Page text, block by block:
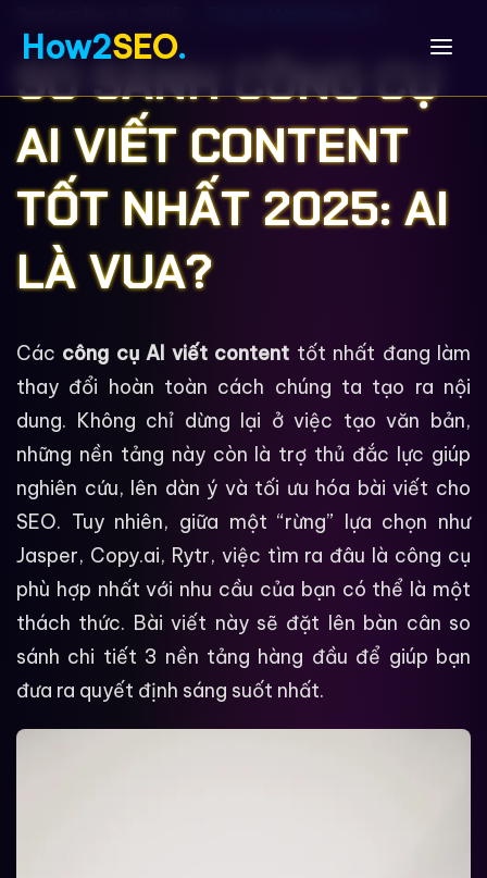
How2SEO.
SO SÁNH CÔNG CỤ
AI VIẾT CONTENT
TỐT NHẤT 2025: AI
LÀ VUA?
Các công cụ AI viết content tốt nhất đang làm
thay đổi hoàn toàn cách chúng ta tạo ra nội
dung. Không chỉ dừng lại ở việc tạo văn bản,
những nền tảng này còn là trợ thủ đắc lực giúp
nghiên cứu, lên dàn ý và tối ưu hóa bài viết cho
SEO. Tuy nhiên, giữa một “rừng” lựa chọn như
Jasper, Copy.ai, Rytr, việc tìm ra đâu là công cụ
phù hợp nhất với nhu cầu của bạn có thể là một
thách thức. Bài viết này sẽ đặt lên bàn cân so
sánh chi tiết 3 nền tảng hàng đầu để giúp bạn
đưa ra quyết định sáng suốt nhất.